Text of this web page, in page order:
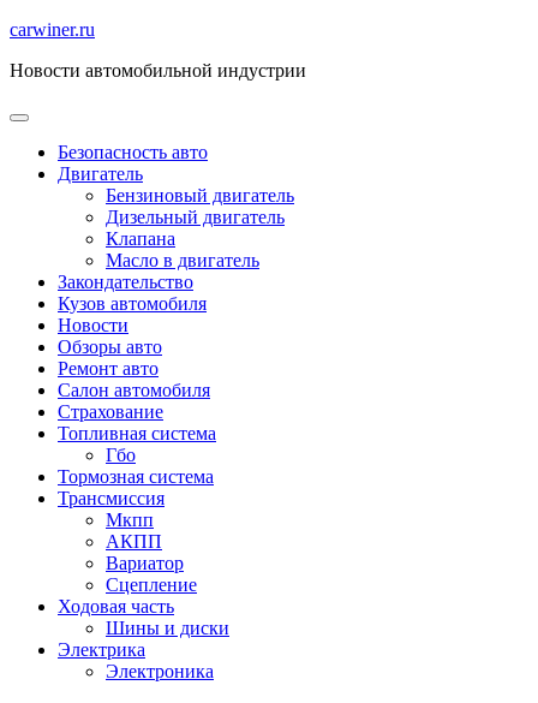
Перейти
содержимому
carwiner.ru
Новости автомобильной индустрии
Безопасность авто
Двигатель
Бензиновый двигатель
Дизельный двигатель
Клапана
Масло в двигатель
Закондательство
Кузов автомобиля
Новости
Обзоры авто
Ремонт авто
Салон автомобиля
Страхование
Топливная система
Гбо
Тормозная система
Трансмиссия
Мкпп
АКПП
Вариатор
Сцепление
Ходовая часть
Шины и диски
Электрика
Электроника